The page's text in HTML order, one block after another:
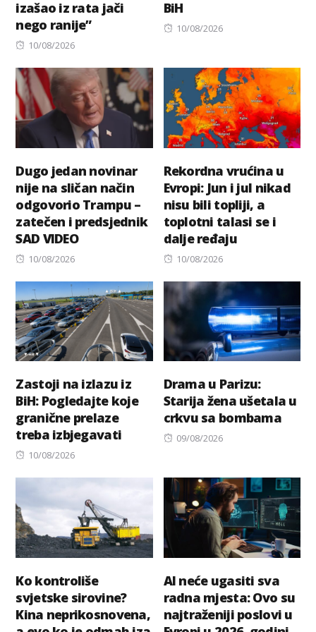
izašao iz rata jači
nego ranije”
Posted
10/08/2026
BiH
Posted
10/08/2026
Dugo jedan novinar
nije na sličan način
odgovorio Trampu –
zatečen i predsjednik
SAD VIDEO
Posted
10/08/2026
Rekordna vrućina u
Evropi: Jun i jul nikad
nisu bili topliji, a
toplotni talasi se i
dalje ređaju
Posted
10/08/2026
Zastoji na izlazu iz
BiH: Pogledajte koje
granične prelaze
treba izbjegavati
Posted
10/08/2026
Drama u Parizu:
Starija žena ušetala u
crkvu sa bombama
Posted
09/08/2026
Ko kontroliše
svjetske sirovine?
Kina neprikosnovena,
AI neće ugasiti sva
radna mjesta: Ovo su
najtraženiji poslovi u